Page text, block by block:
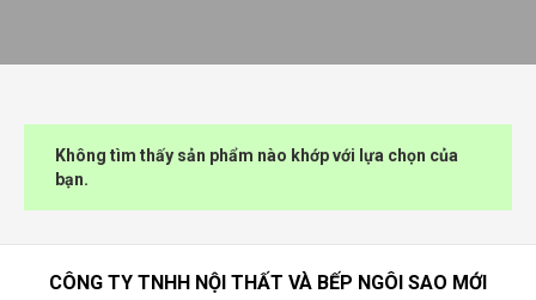
Không tìm thấy sản phẩm nào khớp với lựa chọn của
bạn.
CÔNG TY TNHH NỘI THẤT VÀ BẾP NGÔI SAO MỚI